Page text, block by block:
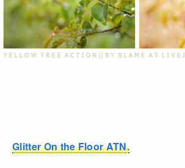
Glitter On the Floor ATN.